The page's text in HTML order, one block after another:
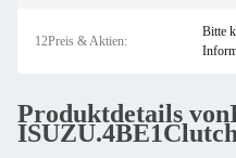
12Preis & Aktien:
Bitte
Produktdetails von
ISUZU.4BE1